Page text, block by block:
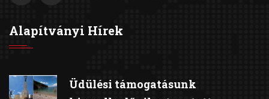
Alapítványi Hírek
Üdülési támogatásunk